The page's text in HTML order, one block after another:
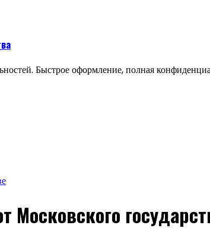
Быстрое оформление, полная
Московского